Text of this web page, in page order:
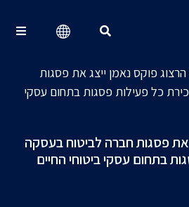
הרצוג פוקס נאמן ייצג את פסגות
כל פעילות פסגות בתחום עסקי
את פסגות חברה לביטוח בעסקה
בתחום עסקי ביטוחי החיים